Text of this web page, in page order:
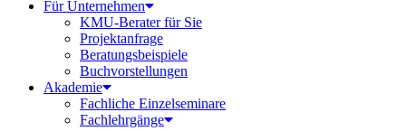
Für Unternehmen
KMU-Berater für Sie
Projektanfrage
Beratungsbeispiele
Buchvorstellungen
Akademie
Fachliche Einzelseminare
Fachlehrgänge